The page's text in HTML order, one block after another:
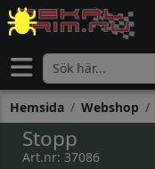
Hemsida Webshop
Stopp
Art.nr: 37086